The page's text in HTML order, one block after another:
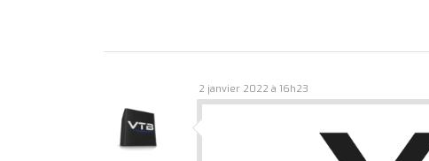
2 janvier 2022 à 16h23